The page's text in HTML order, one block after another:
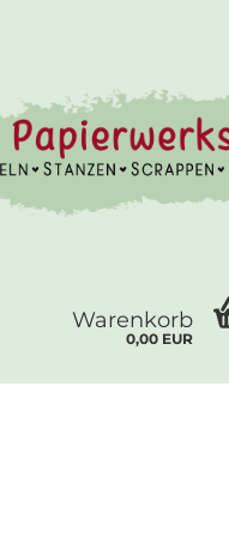
Warenkorb
0,00 EUR